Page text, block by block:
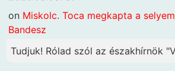
on Miskolc. Toca megkapta a
Bandesz
Tudjuk! Rólad szól az északhírnök